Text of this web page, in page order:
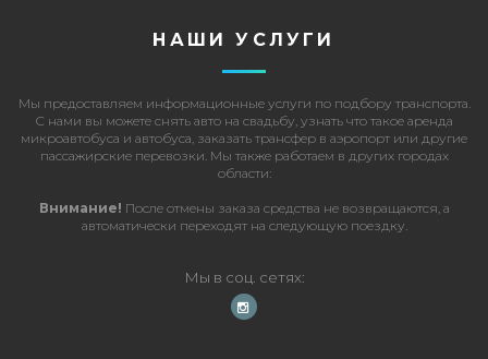
НАШИ УСЛУГИ
Мы предоставляем информационные услуги по подбору транспорта.
С нами вы можете снять авто на свадьбу, узнать что такое аренда
микроавтобуса и автобуса, заказать трансфер в аэропорт или другие
пассажирские перевозки. Мы также работаем в других городах
области:
Внимание! После отмены заказа средства не возвращаются, а
автоматически переходят на следующую поездку.
Мы в соц. сетях